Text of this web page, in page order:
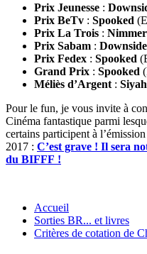
Prix Jeunesse :
Prix BeTv : Spooked
Prix La Trois : Nimmer
Prix Sabam :
Prix Fedex : Spooked
Grand Prix : Spooked
Méliès d’Argent :
Pour le fun, je vous invite à
Cinéma fantastique parmi
certains participent à l’émission
2017 : C’est grave ! Il sera
du BIFFF !
Accueil
Sorties BR... et livres
Critères de cotation de